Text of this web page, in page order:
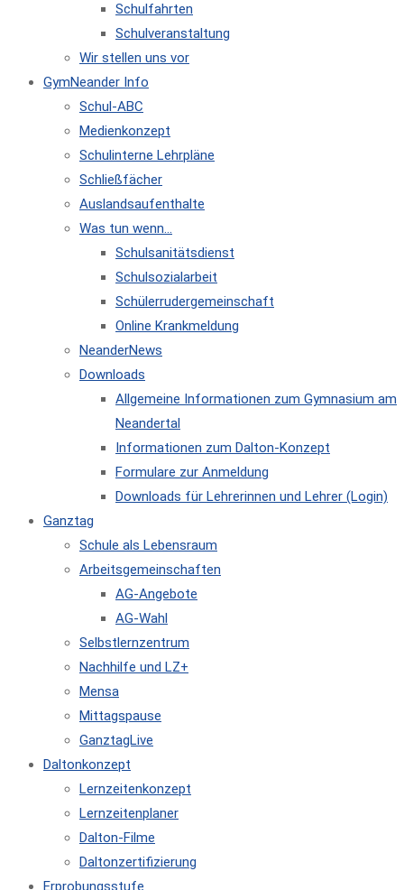
Schulfahrten
Schulveranstaltung
Wir stellen uns vor
GymNeander Info
Schul-ABC
Medienkonzept
Schulinterne Lehrpläne
Schließfächer
Auslandsaufenthalte
Was tun wenn…
Schulsanitätsdienst
Schulsozialarbeit
Schülerrudergemeinschaft
Online Krankmeldung
NeanderNews
Downloads
Allgemeine Informationen zum Gymnasium am
Neandertal
Informationen zum Dalton-Konzept
Formulare zur Anmeldung
Downloads für Lehrerinnen und Lehrer (Login)
Ganztag
Schule als Lebensraum
Arbeitsgemeinschaften
AG-Angebote
AG-Wahl
Selbstlernzentrum
Nachhilfe und LZ+
Mensa
Mittagspause
GanztagLive
Daltonkonzept
Lernzeitenkonzept
Lernzeitenplaner
Dalton-Filme
Daltonzertifizierung
Erprobungsstufe